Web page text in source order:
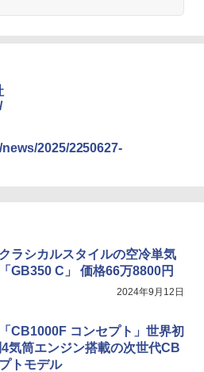
2025/2250627-
ラシカルスタイルの空冷単気
GB350 C」 価格66万8800円
2024年9月12日
CB1000F コンセプト」世界初
気筒エンジン搭載の次世代CB
トモデル